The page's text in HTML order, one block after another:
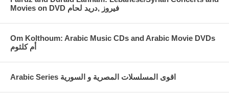
Movies on DVD فيروز ,دريد لحام
Om Kolthoum: Arabic Music CDs and Arabic Movie DVDs
أم كلثوم
Arabic Series اقوى المسلسلات المصرية و السورية